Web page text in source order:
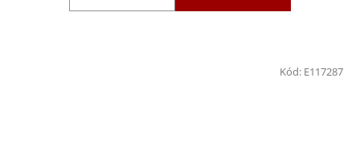
Kód: E117287